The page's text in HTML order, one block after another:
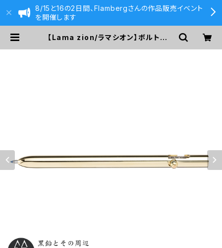
8/15と16の2日間、Flambergさんの作品販売イベント
を開催します
【Lama zion/ラマシオン】ボルトアク